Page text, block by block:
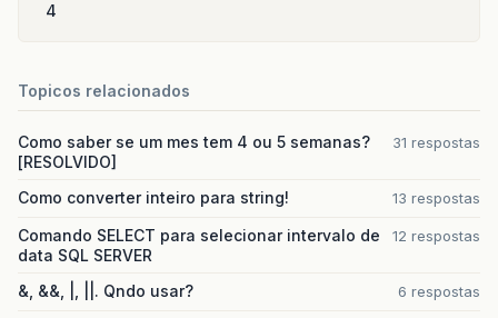
4
Topicos relacionados
Como saber se um mes tem 4 ou 5 semanas?
[RESOLVIDO]
31 respostas
Como converter inteiro para string! 13 respostas
Comando SELECT para selecionar intervalo de
data SQL SERVER
12 respostas
&, &&, |, ||. Qndo usar? 6 respostas